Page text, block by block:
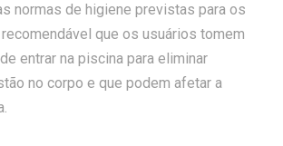
normas de higiene previstas para os
que os usuários tomem
entrar na piscina para eliminar
no corpo e que podem afetar a